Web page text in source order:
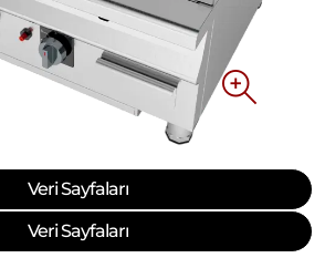
Veri Sayfaları
Veri Sayfaları